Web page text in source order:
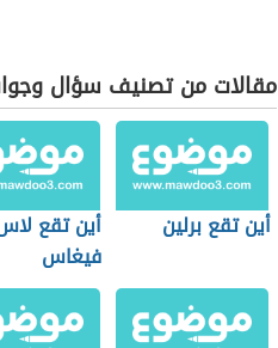
مقالات من تصنيف سؤال
أين تقع برلين
أين تقع
فيغاس